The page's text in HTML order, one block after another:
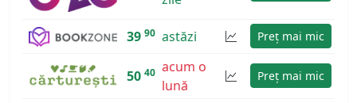
39 90 astăzi Preț mai mic
50 40 acum o
lună
Preț mai mic